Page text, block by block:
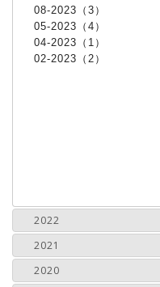
08-2023（3）
05-2023（4）
04-2023（1）
02-2023（2）
2022
2021
2020